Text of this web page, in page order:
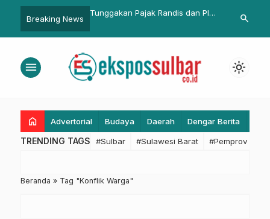
Breaking News
dan Wagub
Tunggakan Pajak Randis dan Plat
Sulbar: Harus Segera Dibayar!
Ridwan
Tempat
search
menu light_mode
home Advertorial Budaya Daerah Dengar Berita
TRENDING TAGS #Sulbar #Sulawesi Barat #Pemprov
Beranda » Tag "Konflik Warga"